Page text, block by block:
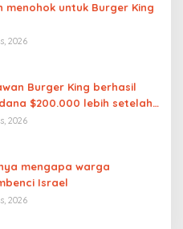
menohok untuk Burger King
2026
Burger King berhasil
$200.000 lebih setelah
pernyataan “Free
2026
mengapa warga
Israel
2026